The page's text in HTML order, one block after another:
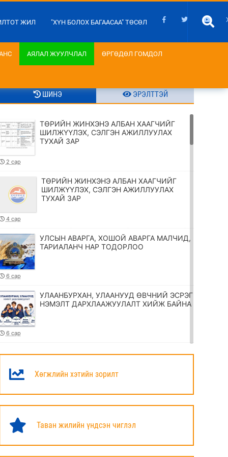
ЖИЛ "ХҮН БОЛОХ БАГААСАА" ТӨСӨЛ
АЯЛАЛ ЖУУЛЧЛАЛ ӨРГӨДӨЛ ГОМДОЛ
ШИНЭ ЭРЭЛТТЭЙ
ТӨРИЙН ЖИНХЭНЭ АЛБАН ХААГЧИЙГ
ШИЛЖҮҮЛЭХ, СЭЛГЭН АЖИЛЛУУЛАХ
ТУХАЙ ЗАР
2 сар
ТӨРИЙН ЖИНХЭНЭ АЛБАН ХААГЧИЙГ
ШИЛЖҮҮЛЭХ, СЭЛГЭН АЖИЛЛУУЛАХ
ТУХАЙ ЗАР
4 сар
УЛСЫН АВАРГА, ХОШОЙ АВАРГА МАЛЧИД,
ТАРИАЛАНЧ НАР ТОДОРЛОО
6 сар
УЛААНБУРХАН, УЛААНУУД ӨВЧНИЙ ЭСРЭГ
НЭМЭЛТ ДАРХЛААЖУУЛАЛТ ХИЙЖ БАЙНА
6 сар
ТӨРИЙН ЖИНХЭНЭ АЛБАН ХААГЧИЙГ
ТУХАЙ ЗАР
ХӨШӨӨНД ЦЭЦЭГ ӨРГӨЛӨӨ
6 сар
Хөгжлийн хэтийн зорилт
Таван жилийн үндсэн чиглэл